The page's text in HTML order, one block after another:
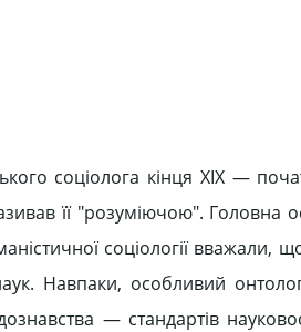
соціолога кінця XIX —
її "розуміючою". Головна
соціології вважали,
Навпаки, особливий
— стандартів